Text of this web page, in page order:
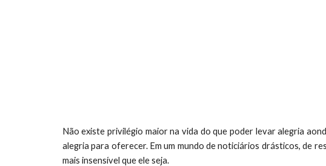
Não existe privilégio maior na vida do que poder levar alegria
alegria para oferecer. Em um mundo de noticiários drásticos, de
mais insensível que ele seja.